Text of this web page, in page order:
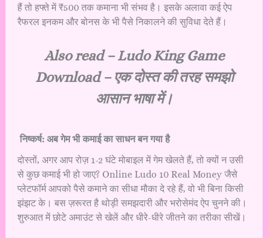
हैं तो हफ्ते में ₹500 तक कमाना भी संभव है। इसके अलावा कई ऐप
रैफरल इनकम और बोनस के भी पैसे निकालने की सुविधा देते हैं।
Also read –Ludo King Game
Download – एक दोस्त की तरह समझो
आसान भाषा में।
निष्कर्ष: अब गेम भी कमाई का साधन बन गया है
दोस्तों, अगर आप रोज़ 1-2 घंटे मोबाइल में गेम खेलते हैं, तो क्यों न उसी
से कुछ कमाई भी हो जाए? Online Ludo 10 Real Money जैसे
प्लेटफॉर्म आपको पैसे कमाने का सीधा मौका दे रहे हैं, वो भी बिना किसी
झंझट के। बस ज़रूरत है थोड़ी समझदारी और भरोसेमंद ऐप चुनने की।
शुरुआत में छोटे अमाउंट से खेलें और धीरे-धीरे जीतने का तरीका सीखें।